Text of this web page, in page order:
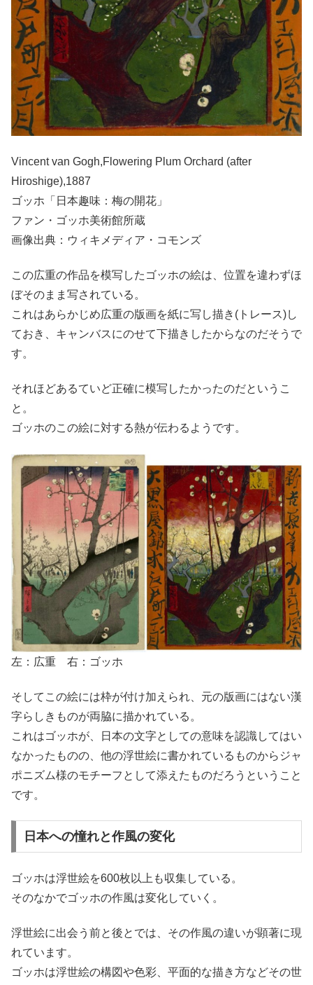
Vincent van Gogh,Flowering Plum Orchard (after
Hiroshige),1887
ゴッホ「日本趣味：梅の開花」
ファン・ゴッホ美術館所蔵
画像出典：ウィキメディア・コモンズ
この広重の作品を模写したゴッホの絵は、位置を違わずほ
ぼそのまま写されている。
これはあらかじめ広重の版画を紙に写し描き(トレース)し
ておき、キャンバスにのせて下描きしたからなのだそうで
す。
それほどあるていど正確に模写したかったのだというこ
と。
ゴッホのこの絵に対する熱が伝わるようです。
左：広重 右：ゴッホ
そしてこの絵には枠が付け加えられ、元の版画にはない漢
字らしきものが両脇に描かれている。
これはゴッホが、日本の文字としての意味を認識してはい
なかったものの、他の浮世絵に書かれているものからジャ
ポニズム様のモチーフとして添えたものだろうということ
です。
日本への憧れと作風の変化
ゴッホは浮世絵を600枚以上も収集している。
そのなかでゴッホの作風は変化していく。
浮世絵に出会う前と後とでは、その作風の違いが顕著に現
れています。
ゴッホは浮世絵の構図や色彩、平面的な描き方などその世